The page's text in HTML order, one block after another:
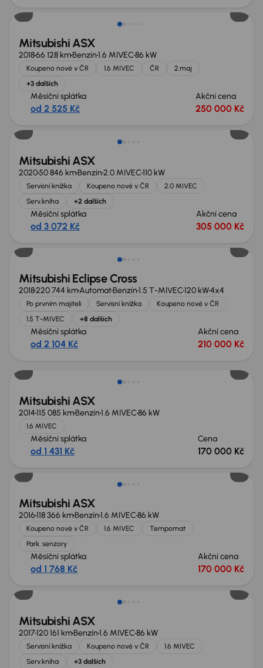
Mitsubishi ASX
201866 128 kmBenzín1.6 MIVEC86 kW
Koupeno nové v ČR 1.6 MIVEC ČR
2.maj
+3 dalších
Měsíční splátka
od 2 525 Kč
Akční cena
250 000 Kč
Možnost odpočtu DPH
Mitsubishi ASX
202050 846 kmBenzín2.0 MIVEC110 kW
Servisní knížka Koupeno nové v ČR
2.0 MIVEC
Serv.kniha
+2 dalších
Měsíční splátka
od 3 072 Kč
Akční cena
305 000 Kč
Zlevněno o 10 000 Kč
Mitsubishi Eclipse Cross
2018220 744 kmAutomatBenzín1.5 T-MIVEC120 kW4x4
Po prvním majiteli Servisní knížka
Koupeno nové v ČR
1.5 T-MIVEC
+8 dalších
Měsíční splátka
od 2 104 Kč
Akční cena
210 000 Kč
Mitsubishi ASX
2014115 085 kmBenzín1.6 MIVEC86 kW
1.6 MIVEC
Měsíční splátka
od 1 431 Kč
Cena
170 000 Kč
Zlevněno o 30 000 Kč
Mitsubishi ASX
2016118 366 kmBenzín1.6 MIVEC86 kW
Koupeno nové v ČR 1.6 MIVEC
Tempomat
Park. senzory
Měsíční splátka
od 1 768 Kč
Akční cena
170 000 Kč
Zlevněno o 10 000 Kč
Mitsubishi ASX
2017120 161 kmBenzín1.6 MIVEC86 kW
Servisní knížka Koupeno nové v ČR
1.6 MIVEC
Serv.kniha
+3 dalších